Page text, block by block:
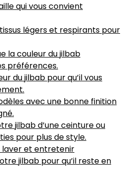
qui vous convient
légers et respirants pour
la couleur du jilbab
préférences.
du jilbab pour qu’il vous
avec une bonne finition
jilbab d’une ceinture ou
pour plus de style.
laver et entretenir
jilbab pour qu’il reste en